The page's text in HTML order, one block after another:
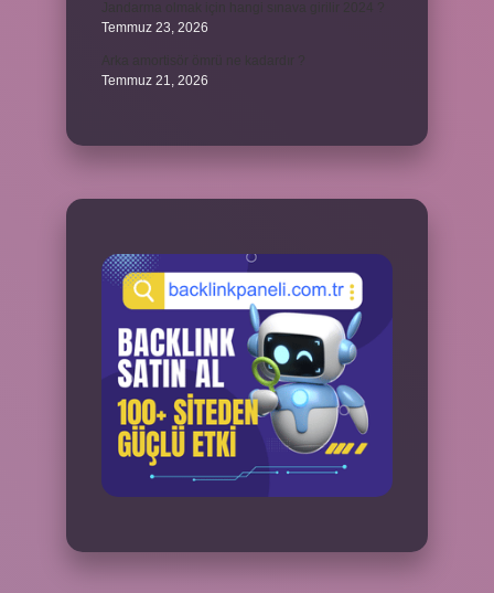
Temmuz 23, 2026
Temmuz 21, 2026